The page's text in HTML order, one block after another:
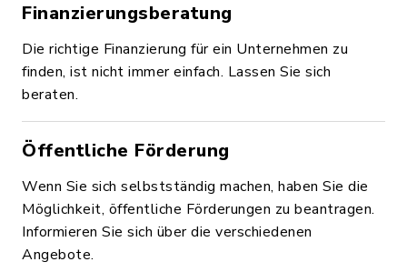
Finanzierungsberatung
Die richtige Finanzierung für ein Unternehmen zu
finden, ist nicht immer einfach. Lassen Sie sich
beraten.
Öffentliche Förderung
Wenn Sie sich selbstständig machen, haben Sie die
Möglichkeit, öffentliche Förderungen zu beantragen.
Informieren Sie sich über die verschiedenen
Angebote.